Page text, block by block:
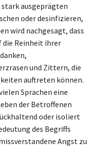
stark ausgeprägten
oder desinfizieren,
wird nachgesagt, dass
die Reinheit ihrer
und Zittern, die
auftreten können.
Sprachen eine
der Betroffenen
oder isoliert
des Begriffs
Angst zu